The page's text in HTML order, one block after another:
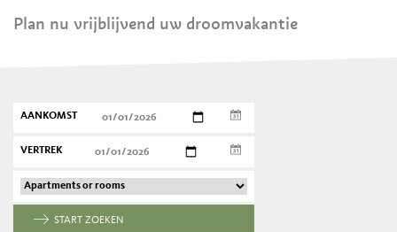
Plan nu vrijblijvend uw droomvakantie
AANKOMST
VERTREK
START ZOEKEN